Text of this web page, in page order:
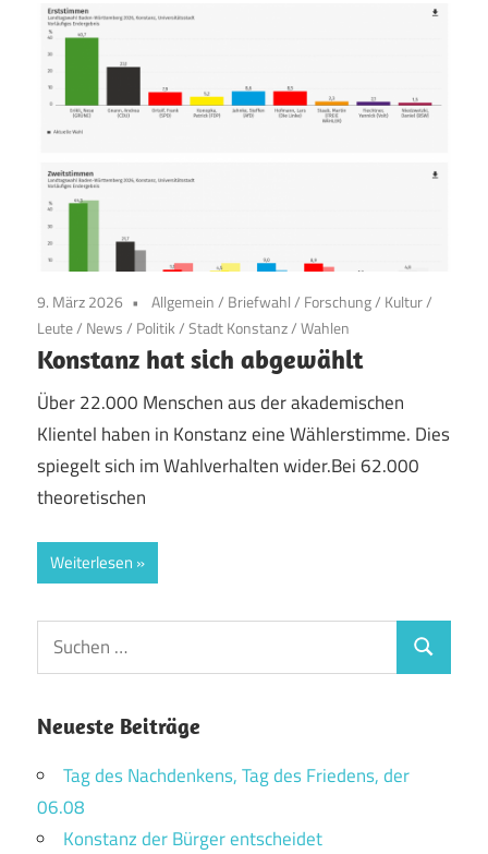
9. März 2026 Allgemein/ Briefwahl/ Forschung/ Kultur/
Leute/ News/ Politik/Stadt Konstanz/Wahlen
Konstanz hat sich abgewählt
Über 22.000 Menschen aus der akademischen
Klientel haben in Konstanz eine Wählerstimme. Dies
spiegelt sich im Wahlverhalten wider.Bei 62.000
theoretischen
Weiterlesen
Suchen
nach:
Suchen
Neueste Beiträge
Tag des Nachdenkens, Tag des Friedens, der
06.08
Konstanz der Bürger entscheidet